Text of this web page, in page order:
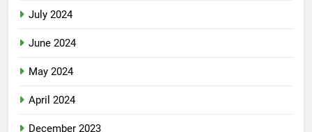
July 2024
June 2024
May 2024
April 2024
December 2023